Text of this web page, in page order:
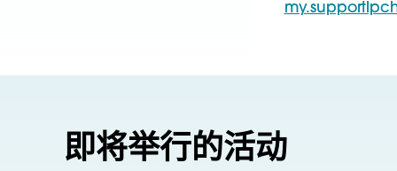
即将举行的活动